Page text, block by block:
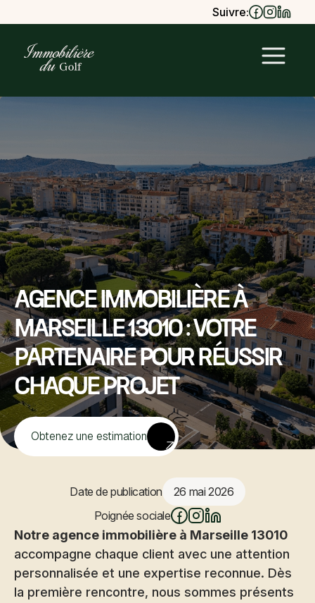
Suivre:
Agence immobilière à
Marseille 13010 : votre
partenaire pour réussir
chaque projet
Obtenez une estimation
Date de publication
26 mai 2026
Poignée sociale
Notre agence immobilière à Marseille 13010
accompagne chaque client avec une attention
personnalisée et une expertise reconnue. Dès
la première rencontre, nous sommes présents